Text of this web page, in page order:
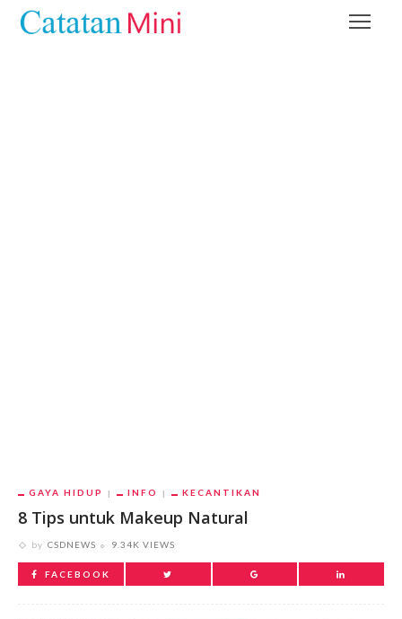
GAYA HIDUP INFO KECANTIKAN
8 Tips untuk Makeup Natural
by CSDNEWS 9.34K VIEWS
FACEBOOK